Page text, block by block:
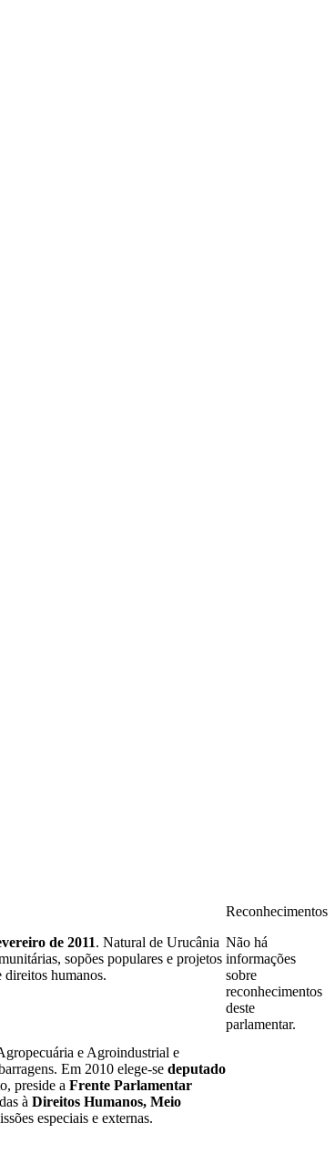
de 2011. Natural de Urucânia
sopões populares e projetos
direitos humanos.
e Agroindustrial e
Em 2010 elege-se deputado
preside a Frente Parlamentar
à Direitos Humanos, Meio
especiais e externas.
Reconhecimentos
Não há
informações
sobre
reconhecimentos
deste
parlamentar.